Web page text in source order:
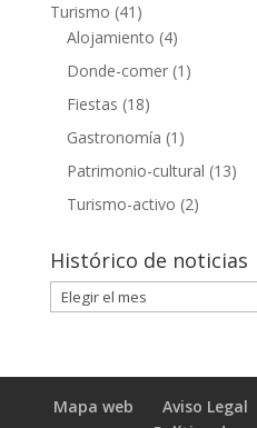
Turismo (41)
Alojamiento (4)
Donde-comer(1)
Fiestas (18)
Gastronomía (1)
Patrimonio-cultural (13)
Turismo-activo (2)
Histórico de noticias
Histórico
de
Mapa web Aviso Legal